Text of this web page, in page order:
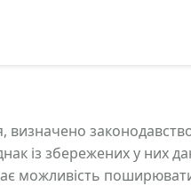
визначено
із збережених у них
можливість